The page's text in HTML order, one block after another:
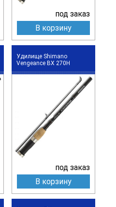
под заказ
В корзину
Удилище Shimano
Vengeance BX 270H
под заказ
В корзину